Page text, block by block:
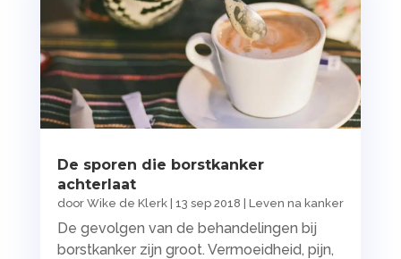
De sporen die borstkanker
achterlaat
door Wike de Klerk| 13 sep 2018 Leven na kanker
De gevolgen van de behandelingen bij
borstkanker zijn groot. Vermoeidheid, pijn,